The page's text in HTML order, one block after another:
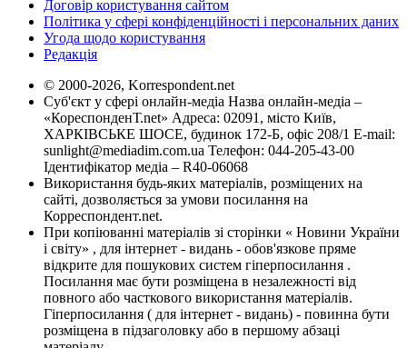
Договір користування сайтом
Політика у сфері конфіденційності і персональних даних
Угода щодо користування
Редакція
© 2000-2026, Korrespondent.net
Суб'єкт у сфері онлайн-медіа Назва онлайн-медіа –
«КореспонденТ.net» Адреса: 02091, місто Київ,
ХАРКІВСЬКЕ ШОСЕ, будинок 172-Б, офіс 208/1 E-mail:
sunlight@mediadim.com.ua Телефон: 044-205-43-00
Ідентифікатор медіа – R40-06068
Використання будь-яких матеріалів, розміщених на
сайті, дозволяється за умови посилання на
Корреспондент.net.
При копіюванні матеріалів зі сторінки « Новини України
і світу» , для інтернет - видань - обов'язкове пряме
відкрите для пошукових систем гіперпосилання .
Посилання має бути розміщена в незалежності від
повного або часткового використання матеріалів.
Гіперпосилання ( для інтернет - видань) - повинна бути
розміщена в підзаголовку або в першому абзаці